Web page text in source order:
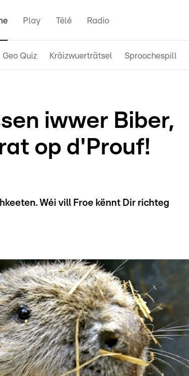
Play Télé Radio
Geo Quiz Kräizwuerträtsel Sproochespill
iwwer Biber,
op d'Prouf!
Wéi vill Froe kënnt Dir richteg